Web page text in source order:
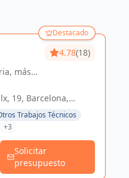
Destacado
más
con
4.78(18)
19, Barcelona,
Trabajos Técnicos
+3
Solicitar
presupuesto